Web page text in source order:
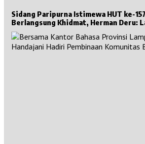
Sidang Paripurna Istimewa HUT ke-
Berlangsung Khidmat, Herman Deru:
Sejarah Besar untuk Sumsel